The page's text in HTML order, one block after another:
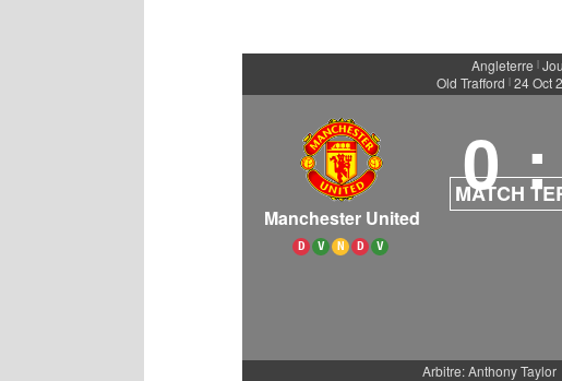
Angleterre |
Old Trafford | 24 Oct
Manchester United
D V N D V
0 :
MATCH
Arbitre: Anthony Taylor